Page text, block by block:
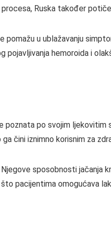
Ruska također
u ublažavanju
pojavljivanja hemoroida i
poznata po svojim ljekovitim
čini iznimno korisnim za
sposobnosti jačanja
pacijentima omogućava